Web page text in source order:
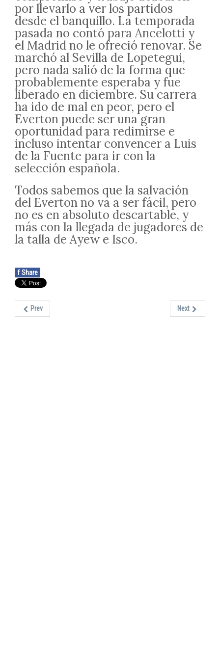
por llevarlo a ver los partidos
desde el banquillo. La temporada
pasada no contó para Ancelotti y
el Madrid no le ofreció renovar. Se
marchó al Sevilla de Lopetegui,
pero nada salió de la forma que
probablemente esperaba y fue
liberado en diciembre. Su carrera
ha ido de mal en peor, pero el
Everton puede ser una gran
oportunidad para redimirse e
incluso intentar convencer a Luis
de la Fuente para ir con la
selección española.
Todos sabemos que la salvación
del Everton no va a ser fácil, pero
no es en absoluto descartable, y
más con la llegada de jugadores de
la talla de Ayew e Isco.
f Share
Prev Next